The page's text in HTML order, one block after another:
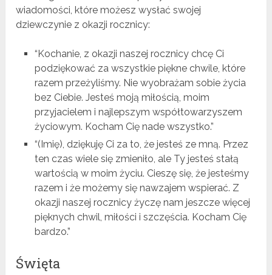
wiadomości, które możesz wysłać swojej
dziewczynie z okazji rocznicy:
“Kochanie, z okazji naszej rocznicy chcę Ci
podziękować za wszystkie piękne chwile, które
razem przeżyliśmy. Nie wyobrażam sobie życia
bez Ciebie. Jesteś moją miłością, moim
przyjacielem i najlepszym współtowarzyszem
życiowym. Kocham Cię nade wszystko.”
“(Imię), dziękuję Ci za to, że jesteś ze mną. Przez
ten czas wiele się zmieniło, ale Ty jesteś stałą
wartością w moim życiu. Cieszę się, że jesteśmy
razem i że możemy się nawzajem wspierać. Z
okazji naszej rocznicy życzę nam jeszcze więcej
pięknych chwil, miłości i szczęścia. Kocham Cię
bardzo.”
Święta